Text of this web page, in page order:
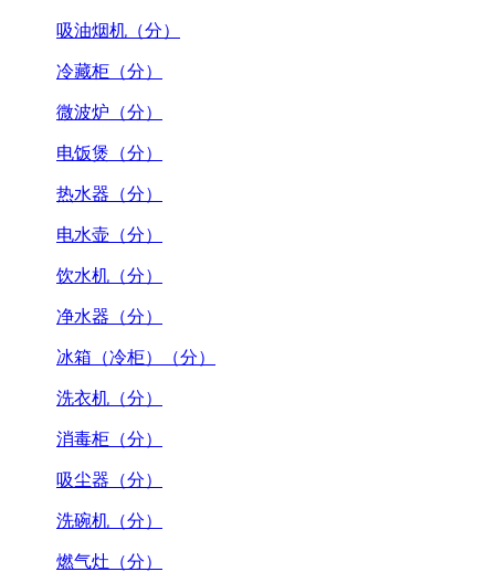
吸油烟机（分）
冷藏柜（分）
微波炉（分）
电饭煲（分）
热水器（分）
电水壶（分）
饮水机（分）
净水器（分）
冰箱（冷柜）（分）
洗衣机（分）
消毒柜（分）
吸尘器（分）
洗碗机（分）
燃气灶（分）